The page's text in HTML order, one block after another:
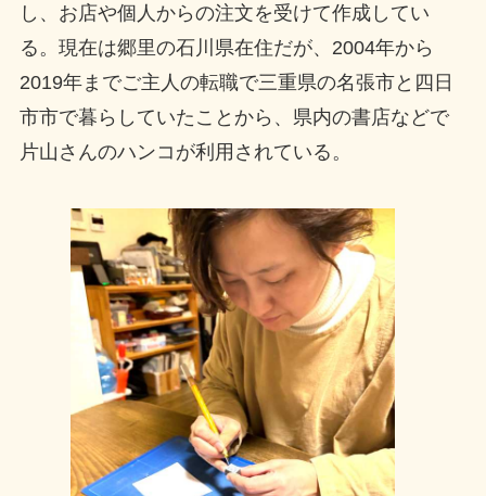
し、お店や個人からの注文を受けて作成してい
る。現在は郷里の石川県在住だが、2004年から
2019年までご主人の転職で三重県の名張市と四日
市市で暮らしていたことから、県内の書店などで
片山さんのハンコが利用されている。